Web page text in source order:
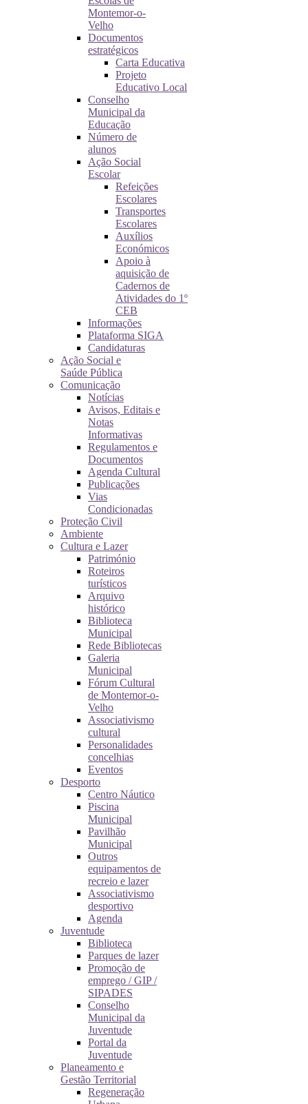
Montemor-o-
Velho
Documentos
estratégicos
Carta Educativa
Projeto
Educativo Local
Conselho
Municipal da
Educação
Número de
alunos
Ação Social
Escolar
Refeições
Escolares
Transportes
Escolares
Auxílios
Económicos
Apoio à
aquisição de
Cadernos de
Atividades do 1º
CEB
Informações
Plataforma SIGA
Candidaturas
Ação Social e
Saúde Pública
Comunicação
Notícias
Avisos, Editais e
Notas
Informativas
Regulamentos e
Documentos
Agenda Cultural
Publicações
Vias
Condicionadas
Proteção Civil
Ambiente
Cultura e Lazer
Património
Roteiros
turísticos
Arquivo
histórico
Biblioteca
Municipal
Rede Bibliotecas
Galeria
Municipal
Fórum Cultural
de Montemor-o-
Velho
Associativismo
cultural
Personalidades
concelhias
Eventos
Desporto
Centro Náutico
Piscina
Municipal
Pavilhão
Municipal
Outros
equipamentos de
recreio e lazer
Associativismo
desportivo
Agenda
Juventude
Biblioteca
Parques de lazer
Promoção de
emprego / GIP /
SIPADES
Conselho
Municipal da
Juventude
Portal da
Juventude
Planeamento e
Gestão Territorial
Regeneração